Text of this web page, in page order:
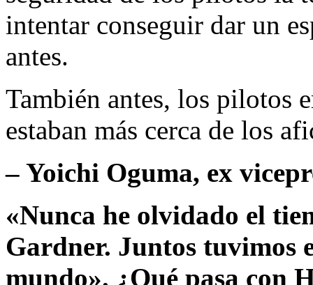
intentar conseguir dar un
antes.
También antes, los pilotos
estaban más cerca de los
– Yoichi Oguma, ex
«Nunca he olvidado el
Gardner. Juntos tuvimos
mundo». ¿Qué pasa con